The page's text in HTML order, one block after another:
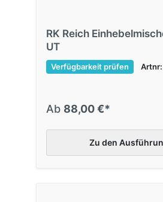
RK Reich
UT
Verfügbarkeit prüfen Artnr:
Ab 88,00 €*
Zu den